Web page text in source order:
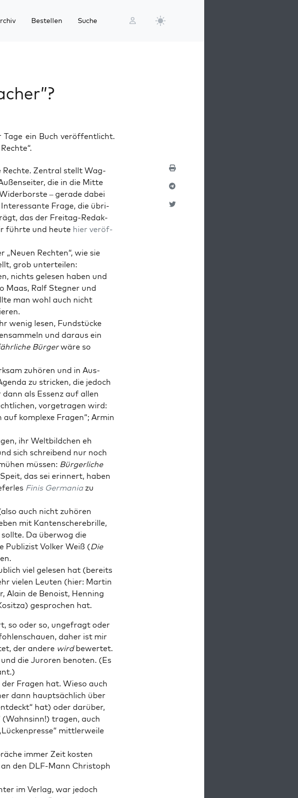
Bestellen Suche
ein Buch veröffentlicht.
Rech­te. Zen­tral stellt Wag­
die in die Mit­te
– gera­de dabei
Inter­es­san­te Fra­ge, die übri­
das der Frei­tag-Redak­
führ­te und heu­te hier ver­öf­
„Neu­en Rech­ten“, wie sie
grob unterteilen:
nichts gele­sen haben und
Maas, Ralf Ste­g­ner und
man wohl auch nicht
wenig lesen, Fund­stü­cke
und dar­aus ein
Bür­gerwäre so
zuhö­ren und in Aus­
zu stri­cken, die jedoch
als Essenz auf allen
vor­ge­tra­gen wird:
kom­ple­xe Fra­gen“; Armin
ihr Welt­bild­chen eh
sich schrei­bend nur noch
müs­sen: Bür­ger­li­che
das sei erin­nert, haben
Finis Ger­ma­niazu
auch nicht zuhö­ren
mit Kan­ten­scher­ebril­le,
Da über­wog die
Publi­zist Vol­ker Weiß (Die
viel gele­sen hat (bereits
vie­len Leu­ten (hier: Mar­tin
Alain de Benoist, Hen­ning
gespro­chen hat.
so oder so, unge­fragt oder
daher ist mir
der ande­re wirdbewer­tet.
die Juro­ren beno­ten. (Es
Fra­gen hat. Wie­so auch
dann haupt­säch­lich über
hat) oder dar­über,
(Wahn­sinn!) tra­gen, auch
mitt­ler­wei­le
immer Zeit kos­ten
den DLF-Mann Chris­toph
im Ver­lag, war jedoch